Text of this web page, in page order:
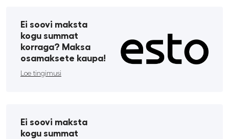
Ei soovi maksta
kogu summat
korraga? Maksa
osamaksete kaupa!
Loe tingimusi
Ei soovi maksta
kogu summat